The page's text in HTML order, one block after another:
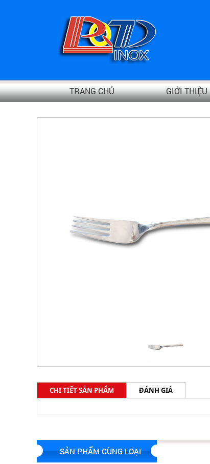
TRANG CHỦ GIỚI THIỆU
CHI TIẾT SẢN PHẨM ĐÁNH GIÁ
SẢN PHẨM CÙNG LOẠI